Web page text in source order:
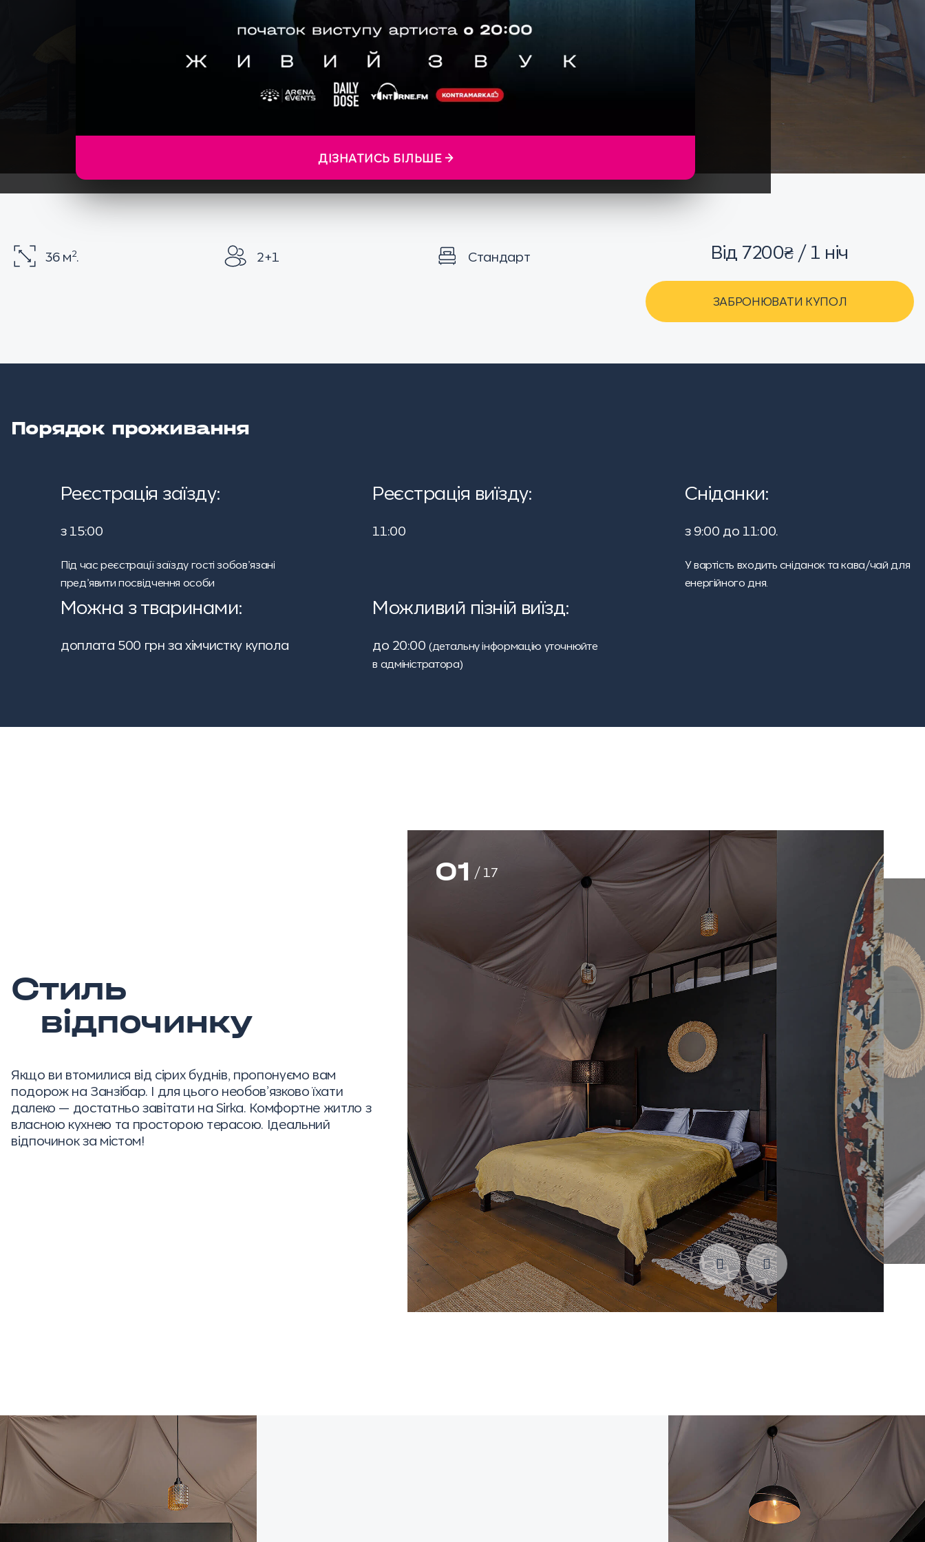
ДІЗНАТИСЬ БІЛЬШЕ →
36 м2. 2+1 Стандарт Від 7200₴ / 1 ніч
ЗАБРОНЮВАТИ КУПОЛ
Порядок проживання
Реєстрація заїзду:
з 15:00
Під час реєстрації заїзду гості зобов’язані
пред’явити посвідчення особи
Реєстрація виїзду:
11:00
Сніданки:
з 9:00 до 11:00.
У вартість входить сніданок та кава/чай для
енергійного дня.
Можна з тваринами:
доплата 500 грн за хімчистку купола
Можливий пізній виїзд:
до 20:00(детальну інформацію уточнюйте
в адміністратора)
Стиль
відпочинку
Якщо ви втомилися від сірих буднів, пропонуємо вам
подорож на Занзібар. І для цього необов’язково їхати
далеко — достатньо завітати на Sirka. Комфортне житло з
власною кухнею та просторою терасою. Ідеальний
відпочинок за містом!
01 /17